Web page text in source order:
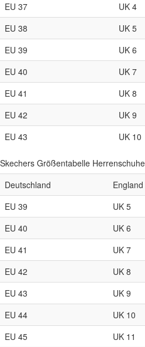
EU 37
UK 4
EU 38
UK 5
EU 39
UK 6
EU 40
UK 7
EU 41
UK 8
EU 42
UK 9
EU 43
UK 10
Skechers Größentabelle Herrenschuhe
Deutschland
England
EU 39
UK 5
EU 40
UK 6
EU 41
UK 7
EU 42
UK 8
EU 43
UK 9
EU 44
UK 10
EU 45
UK 11